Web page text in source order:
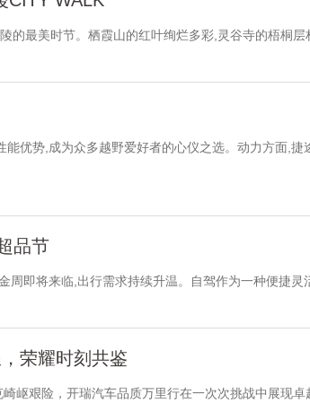
最美时节。栖霞山的红叶绚烂多彩,灵谷寺的梧桐层
势,成为众多越野爱好者的心仪之选。动力方面,捷
品节
即将来临,出行需求持续升温。自驾作为一种便捷灵
荣耀时刻共鉴
艰险，开瑞汽车品质万里行在一次次挑战中展现卓